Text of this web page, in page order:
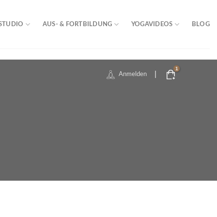
AUS- & FORTBILDUNG YOGAVIDEOS BLOG
Anmelden